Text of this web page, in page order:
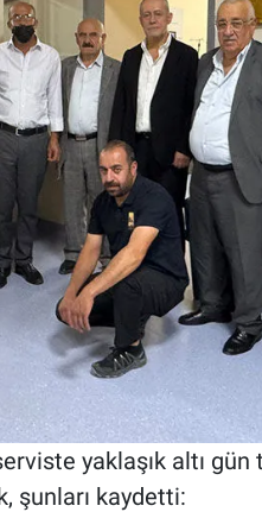
yaklaşık altı
şunları kaydetti: